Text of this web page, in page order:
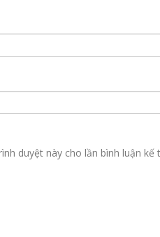
duyệt này cho lần bình luận kế